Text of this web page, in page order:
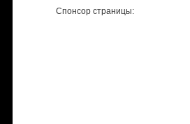
Спонсор страницы: